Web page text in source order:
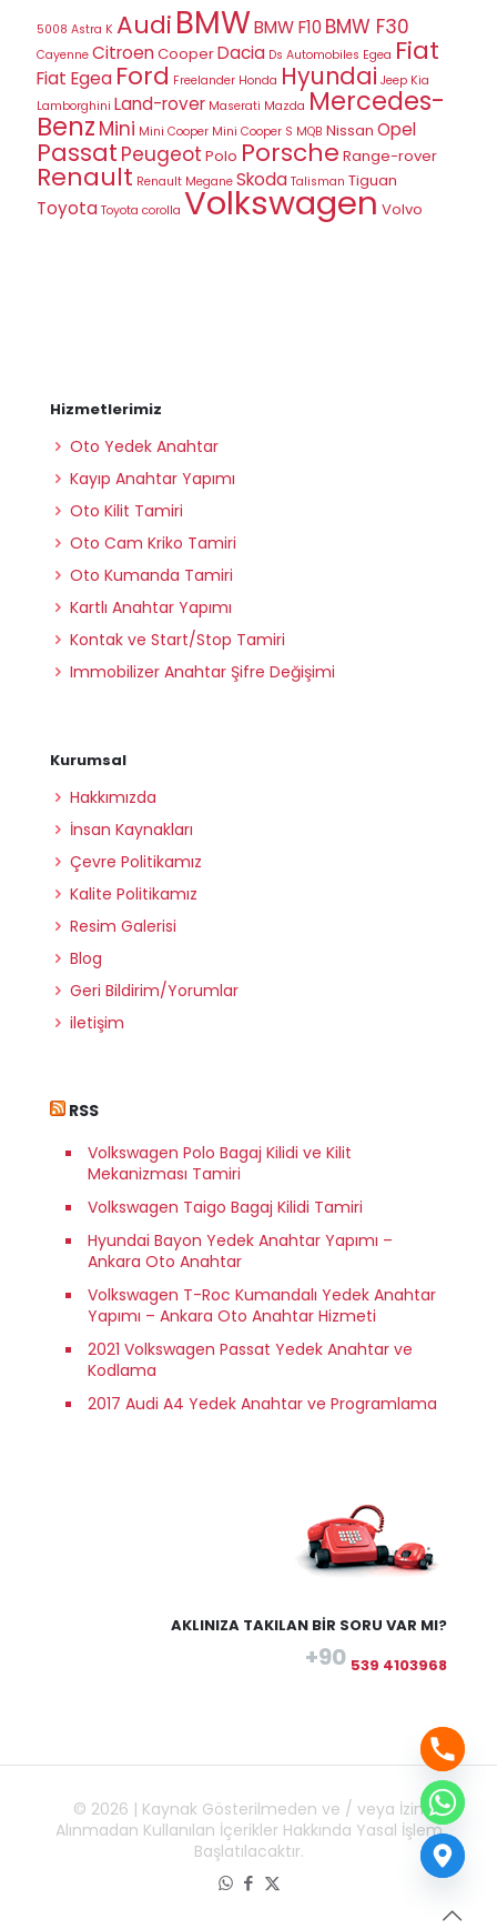
5008 Astra K AudiBMWBMW F10 BMW F30
Cayenne CitroenCooperDacia Ds Automobiles Egea Fiat
Fiat Egea Ford Freelander Honda Hyundai Jeep Kia
Lamborghini Land-rover Maserati Mazda Mercedes-
Benz Mini Mini Cooper Mini Cooper S MQB Nissan Opel
Passat Peugeot Polo Porsche Range-rover
Renault Renault Megane Skoda Talisman Tiguan
Toyota Toyota corolla Volkswagen Volvo
Hizmetlerimiz
Oto Yedek Anahtar
Kayıp Anahtar Yapımı
Oto Kilit Tamiri
Oto Cam Kriko Tamiri
Oto Kumanda Tamiri
Kartlı Anahtar Yapımı
Kontak ve Start/Stop Tamiri
Immobilizer Anahtar Şifre Değişimi
Kurumsal
Hakkımızda
İnsan Kaynakları
Çevre Politikamız
Kalite Politikamız
Resim Galerisi
Blog
Geri Bildirim/Yorumlar
iletişim
RSS
Volkswagen Polo Bagaj Kilidi ve Kilit
Mekanizması Tamiri
Volkswagen Taigo Bagaj Kilidi Tamiri
Hyundai Bayon Yedek Anahtar Yapımı –
Ankara Oto Anahtar
Volkswagen T-Roc Kumandalı Yedek Anahtar
Yapımı – Ankara Oto Anahtar Hizmeti
2021 Volkswagen Passat Yedek Anahtar ve
Kodlama
2017 Audi A4 Yedek Anahtar ve Programlama
AKLINIZA TAKILAN BİR SORU VAR MI?
+90 539 4103968
© 2026 | Kaynak Gösterilmeden ve / veya İzin
Alınmadan Kullanılan İçerikler Hakkında Yasal İşlem
Başlatılacaktır.